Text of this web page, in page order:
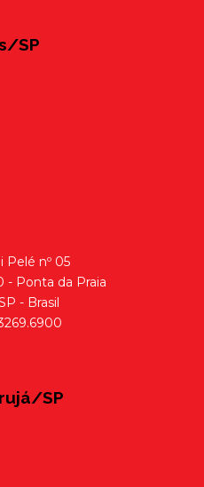
SP
Pelé nº 05
- Ponta da Praia
- Brasil
SP